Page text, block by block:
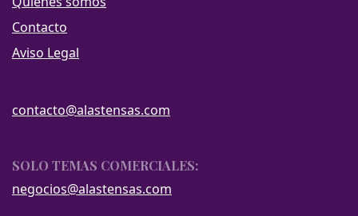
Contacto
Aviso Legal
contacto@alastensas.com
SOLO TEMAS COMERCIALES:
negocios@alastensas.com